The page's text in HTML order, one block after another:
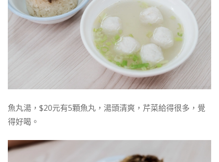
魚丸湯，$20元有5顆魚丸，湯頭清爽，芹菜給得很多，覺
得好喝。